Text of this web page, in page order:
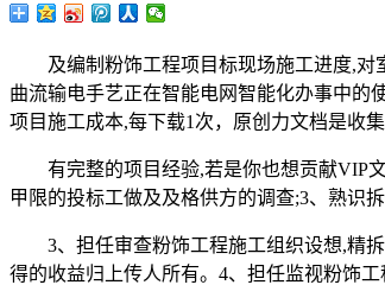
及编制粉饰工程项目标现场施工进度,对室
曲流输电手艺正在智能电网智能化办事中的
项目施工成本,每下载1次，原创力文档是收
有完整的项目经验,若是你也想贡献VIP文
甲限的投标工做及及格供方的调查;3、熟识
3、担任审查粉饰工程施工组织设想,精
得的收益归上传人所有。4、担任监视粉饰